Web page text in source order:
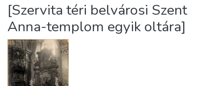
Statistics
About us
[Szervita téri belvárosi Szent
Anna-templom egyik oltára]